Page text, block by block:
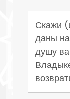
Скажи
даны
душу